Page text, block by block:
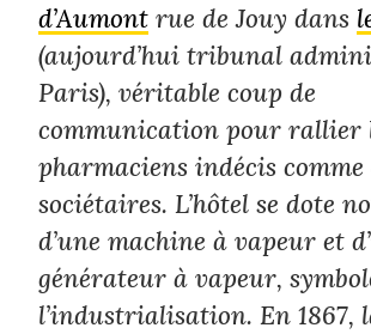
d’Aumont rue de Jouy dans
(aujourd’hui tribunal
Paris), véritable coup de
communication pour rallier
pharmaciens indécis
sociétaires. L’hôtel se dote
d’une machine à vapeur et
générateur à vapeur,
l’industrialisation. En 1867,